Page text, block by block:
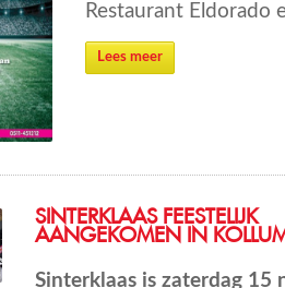
Restaurant Eldorado
Lees meer
SINTERKLAAS FEESTELIJK
AANGEKOMEN IN
Sinterklaas is zaterdag 15